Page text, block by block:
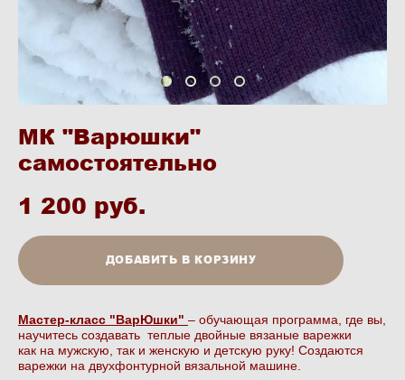
МК "Варюшки"
самостоятельно
1 200 pуб.
ДОБАВИТЬ В КОРЗИНУ
Мастер-класс "ВарЮшки" – обучающая программа, где вы,
научитесь создавать теплые двойные вязаные варежки
как на мужскую, так и женскую и детскую руку! Создаются
варежки на двухфонтурной вязальной машине.